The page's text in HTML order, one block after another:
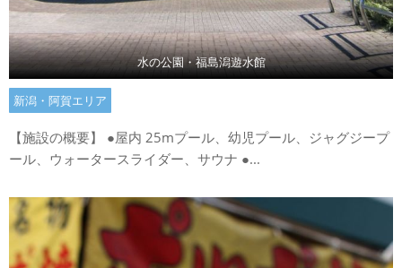
水の公園・福島潟遊水館
新潟・阿賀エリア
【施設の概要】 ●屋内 25mプール、幼児プール、ジャグジープ
ール、ウォータースライダー、サウナ ●...